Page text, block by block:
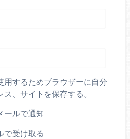
用するためブラウザーに自分
、サイトを保存する。
ールで通知
で受け取る